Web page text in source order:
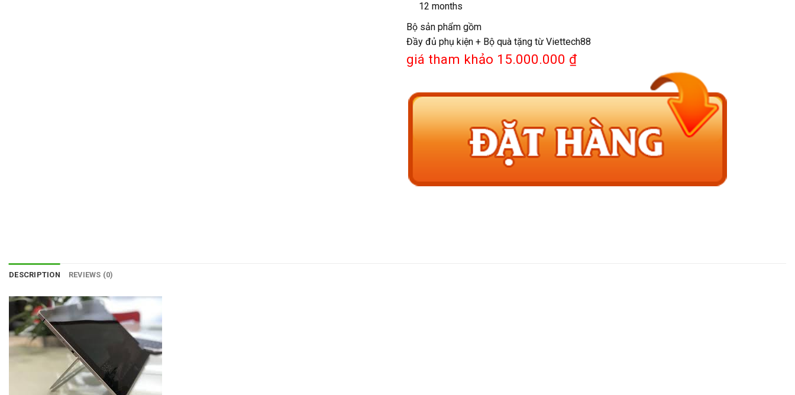
12 months
Bộ sản phẩm gồm
Đầy đủ phụ kiện + Bộ quà tặng từ Viettech88
giá tham khảo 15.000.000 ₫
DESCRIPTION REVIEWS (0)